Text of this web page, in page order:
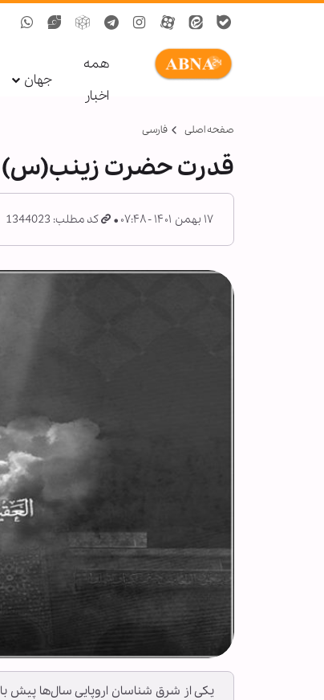
همه
اخبار
جهان
صفحه اصلی فارسی
قدرت حضرت زینب(س)
۱۷ بهمن ۱۴۰۱ - ۰۷:۴۸ کد مطلب: 1344023
یکی از شرق شناسان اروپایی سال‌ها پیش